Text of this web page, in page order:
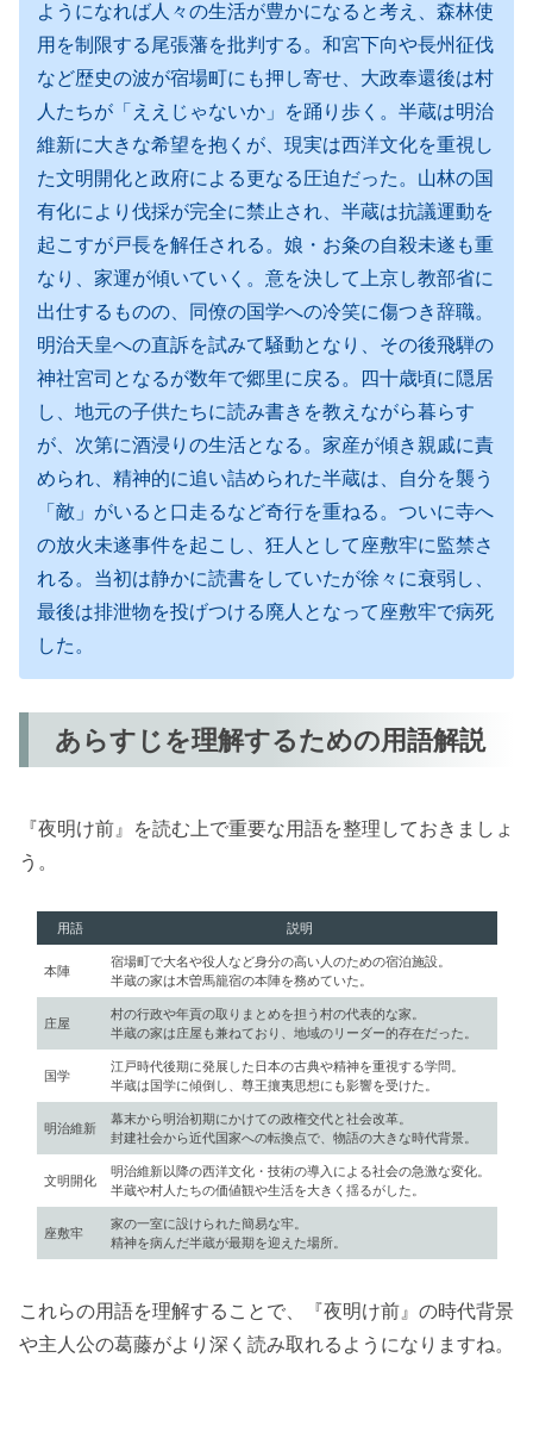
ようになれば人々の生活が豊かになると考え、森林使
用を制限する尾張藩を批判する。和宮下向や長州征伐
など歴史の波が宿場町にも押し寄せ、大政奉還後は村
人たちが「ええじゃないか」を踊り歩く。半蔵は明治
維新に大きな希望を抱くが、現実は西洋文化を重視し
た文明開化と政府による更なる圧迫だった。山林の国
有化により伐採が完全に禁止され、半蔵は抗議運動を
起こすが戸長を解任される。娘・お粂の自殺未遂も重
なり、家運が傾いていく。意を決して上京し教部省に
出仕するものの、同僚の国学への冷笑に傷つき辞職。
明治天皇への直訴を試みて騒動となり、その後飛騨の
神社宮司となるが数年で郷里に戻る。四十歳頃に隠居
し、地元の子供たちに読み書きを教えながら暮らす
が、次第に酒浸りの生活となる。家産が傾き親戚に責
められ、精神的に追い詰められた半蔵は、自分を襲う
「敵」がいると口走るなど奇行を重ねる。ついに寺へ
の放火未遂事件を起こし、狂人として座敷牢に監禁さ
れる。当初は静かに読書をしていたが徐々に衰弱し、
最後は排泄物を投げつける廃人となって座敷牢で病死
した。
あらすじを理解するための用語解説
『夜明け前』を読む上で重要な用語を整理しておきましょ
う。
用語 説明
本陣
宿場町で大名や役人など身分の高い人のための宿泊施設。
半蔵の家は木曽馬籠宿の本陣を務めていた。
庄屋
村の行政や年貢の取りまとめを担う村の代表的な家。
半蔵の家は庄屋も兼ねており、地域のリーダー的存在だった。
国学
江戸時代後期に発展した日本の古典や精神を重視する学問。
半蔵は国学に傾倒し、尊王攘夷思想にも影響を受けた。
明治維新
幕末から明治初期にかけての政権交代と社会改革。
封建社会から近代国家への転換点で、物語の大きな時代背景。
文明開化
明治維新以降の西洋文化・技術の導入による社会の急激な変化。
半蔵や村人たちの価値観や生活を大きく揺るがした。
座敷牢
家の一室に設けられた簡易な牢。
精神を病んだ半蔵が最期を迎えた場所。
これらの用語を理解することで、『夜明け前』の時代背景
や主人公の葛藤がより深く読み取れるようになりますね。